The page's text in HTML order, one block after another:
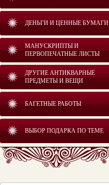
ДЕНЬГИ И ЦЕННЫЕ БУМАГИ
МАНУСКРИПТЫ И
ПЕРВОПЕЧАТНЫЕ ЛИСТЫ
ДРУГИЕ АНТИКВАРНЫЕ
ПРЕДМЕТЫ И ВЕЩИ
БАГЕТНЫЕ РАБОТЫ
ВЫБОР ПОДАРКА ПО ТЕМЕ